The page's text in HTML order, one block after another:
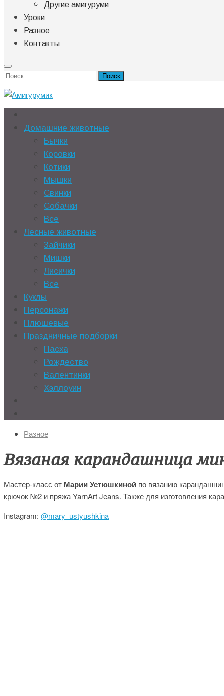
Другие амигуруми
Уроки
Разное
Контакты
Найти:
Домашние животные
Бычки
Коровки
Котики
Мышки
Свинки
Собачки
Все
Лесные животные
Зайчики
Мишки
Лисички
Все
Куклы
Персонажи
Плюшевые
Праздничные подборки
Пасха
Рождество
Валентинки
Хэллоуин
Разное
Вязаная карандашница
Мастер-класс от Марии Устюшкиной по вязанию
крючок №2 и пряжа YarnArt Jeans. Также для изготовления
Instagram: @mary_ustyushkina